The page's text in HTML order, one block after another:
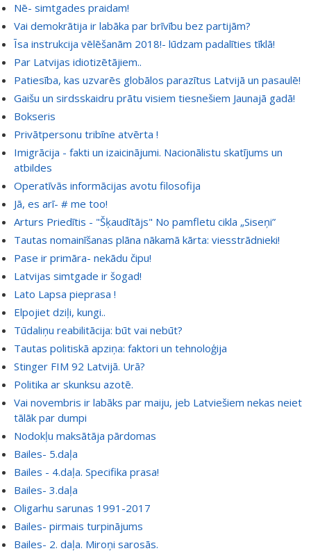
Nē- simtgades praidam!
Vai demokrātija ir labāka par brīvību bez partijām?
Īsa instrukcija vēlēšanām 2018!- lūdzam padalīties tīklā!
Par Latvijas idiotizētājiem..
Patiesība, kas uzvarēs globālos parazītus Latvijā un pasaulē!
Gaišu un sirdsskaidru prātu visiem tiesnešiem Jaunajā gadā!
Bokseris
Privātpersonu tribīne atvērta !
Imigrācija - fakti un izaicinājumi. Nacionālistu skatījums un
atbildes
Operatīvās informācijas avotu filosofija
Jā, es arī- # me too!
Arturs Priedītis - "Šķaudītājs" No pamfletu cikla „Siseņi”
Tautas nomainīšanas plāna nākamā kārta: viesstrādnieki!
Pase ir primāra- nekādu čipu!
Latvijas simtgade ir šogad!
Lato Lapsa pieprasa !
Elpojiet dziļi, kungi..
Tūdaliņu reabilitācija: būt vai nebūt?
Tautas politiskā apziņa: faktori un tehnoloģija
Stinger FIM 92 Latvijā. Urā?
Politika ar skunksu azotē.
Vai novembris ir labāks par maiju, jeb Latviešiem nekas neiet
tālāk par dumpi
Nodokļu maksātāja pārdomas
Bailes- 5.daļa
Bailes - 4.daļa. Specifika prasa!
Bailes- 3.daļa
Oligarhu sarunas 1991-2017
Bailes- pirmais turpinājums
Bailes- 2. daļa. Miroņi sarosās.